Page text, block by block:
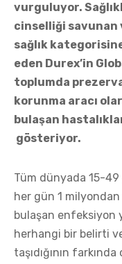
vurguluyor.
cinselliği savunan
sağlık
eden Durex’in
toplumda
korunma aracı
bulaşan
gösteriyor.
Tüm dünyada 15-49
her gün 1
bulaşan enfeksiyon
herhangi bir belirti
taşıdığının